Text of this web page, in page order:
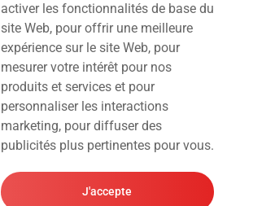
activer les fonctionnalités de base du
site Web, pour offrir une meilleure
expérience sur le site Web, pour
mesurer votre intérêt pour nos
produits et services et pour
personnaliser les interactions
marketing, pour diffuser des
publicités plus pertinentes pour vous.
J'accepte
Suivez-Nous